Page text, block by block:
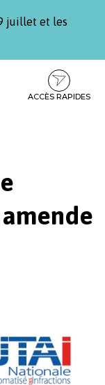
juillet et les
ACCÈS RAPIDES